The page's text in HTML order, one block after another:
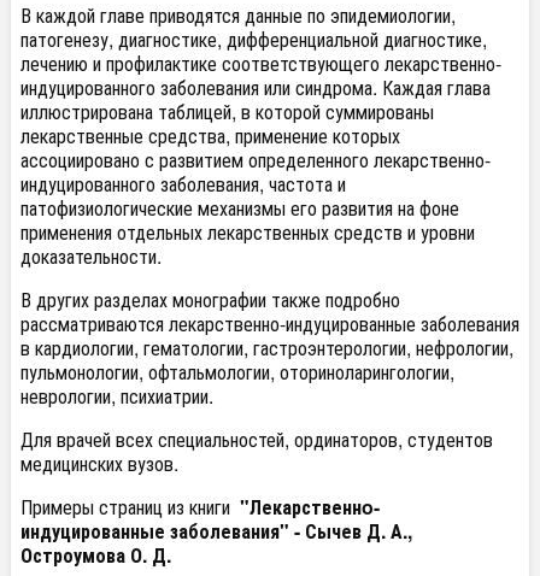
В каждой главе приводятся данные по эпидемиологии,
патогенезу, диагностике, дифференциальной диагностике,
лечению и профилактике соответствующего лекарственно-
индуцированного заболевания или синдрома. Каждая глава
иллюстрирована таблицей, в которой суммированы
лекарственные средства, применение которых
ассоциировано с развитием определенного лекарственно-
индуцированного заболевания, частота и
патофизиологические механизмы его развития на фоне
применения отдельных лекарственных средств и уровни
доказательности.
В других разделах монографии также подробно
рассматриваются лекарственно-индуцированные заболевания
в кардиологии, гематологии, гастроэнтерологии, нефрологии,
пульмонологии, офтальмологии, оториноларингологии,
неврологии, психиатрии.
Для врачей всех специальностей, ординаторов, студентов
медицинских вузов.
Примеры страниц из книги "Лекарственнo-
индуцированные заболевания" - Сычев Д. А.,
Остроумова О. Д.